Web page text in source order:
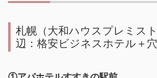
札幌（大和ハウスプレミス
辺：格安ビジネスホテル＋